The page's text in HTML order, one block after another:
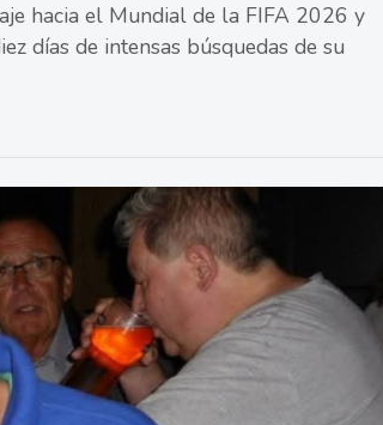
hacia el Mundial de la FIFA 2026 y
días de intensas búsquedas de su